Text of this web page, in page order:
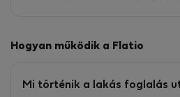
Hogyan működik a Flatio
Mi történik a lakás foglalás